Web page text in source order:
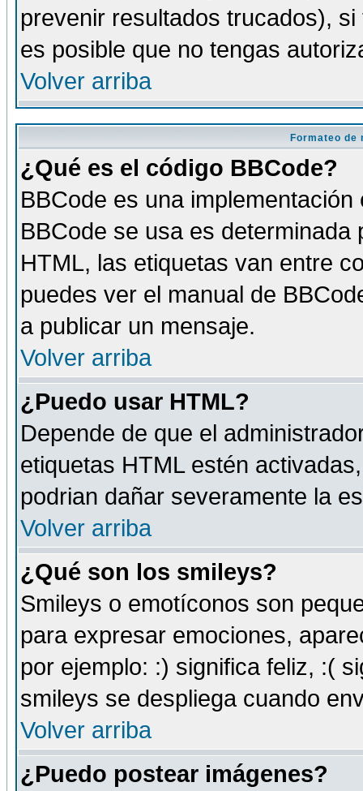
prevenir resultados trucados),
es posible que no tengas
Volver arriba
Formateo de
¿Qué es el código BBCode?
BBCode es una
BBCode se usa es
HTML, las etiquetas van entre
puedes ver el manual de
a publicar un mensaje.
Volver arriba
¿Puedo usar HTML?
Depende de que el
etiquetas HTML estén
podrian dañar severamente la
Volver arriba
¿Qué son los smileys?
Smileys o emotíconos son
para expresar emociones,
por ejemplo: :) significa feliz, :(
smileys se despliega cuando
Volver arriba
¿Puedo postear imágenes?